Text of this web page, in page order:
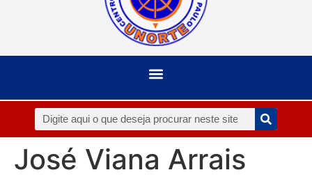
José Viana Arrais